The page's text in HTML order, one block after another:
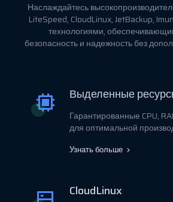
Наслаждайтесь
LiteSpeed, CloudLinux, JetBackup,
технологиями,
безопасность и надежность без
Выделенные
Гарантированные CPU,
для оптимальной
Узнать больше
CloudLinux